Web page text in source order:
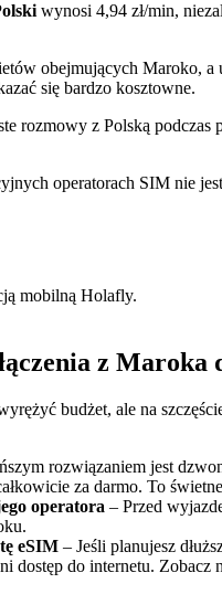
wynosi 4,94 zł/min,
obejmujących Maroko,
się bardzo kosztowne.
rozmowy z Polską
operatorach SIM nie
mobilną Holafly.
z Maroka
budżet, ale na
rozwiązaniem jest
za darmo. To
operatora – Przed
eSIM – Jeśli planujesz
dostęp do internetu. Zobacz